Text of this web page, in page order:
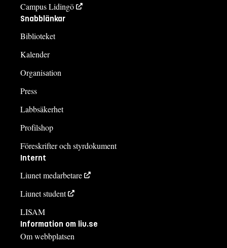
Campus Lidingö
Snabblänkar
Biblioteket
Kalender
Organisation
Press
Labbsäkerhet
Profilshop
Föreskrifter och styrdokument
Internt
Liunet medarbetare
Liunet student
LISAM
Information om liu.se
Om webbplatsen